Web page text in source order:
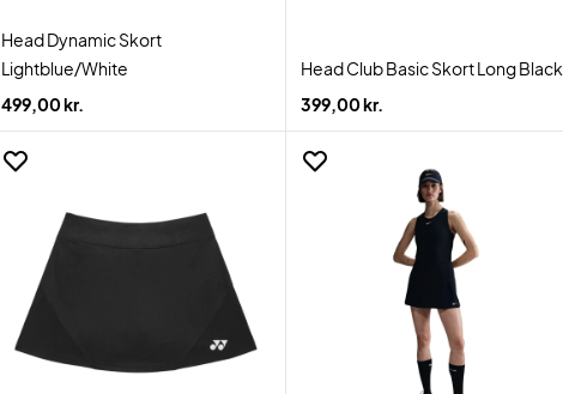
Head Dynamic Skort
Lightblue/White
499,00 kr.
Head Club Basic Skort Long Black
399,00 kr.